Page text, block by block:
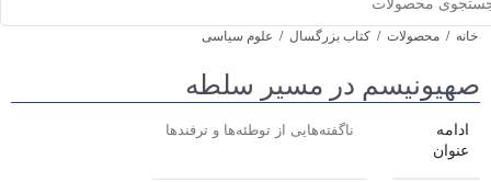
خانه / محصولات / کتاب بزرگسال / علوم سیاسی
صهیونیسم در مسیر سلطه
ادامه
عنوان
ناگفته‌هایی از توطئه‌ها و ترفند‌ها